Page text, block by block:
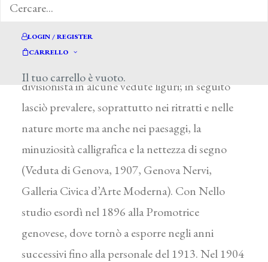
LOGIN / REGISTER
CARRELLO
Il tuo carrello è vuoto.
con P. Nomellini e E. De Albertis, alla fine
divisionista in alcune vedute liguri; in seguito
lasciò prevalere, soprattutto nei ritratti e nelle
nature morte ma anche nei paesaggi, la
minuziosità calligrafica e la nettezza di segno
(Veduta di Genova, 1907, Genova Nervi,
Galleria Civica d’Arte Moderna). Con Nello
studio esordì nel 1896 alla Promotrice
genovese, dove tornò a esporre negli anni
successivi fino alla personale del 1913. Nel 1904